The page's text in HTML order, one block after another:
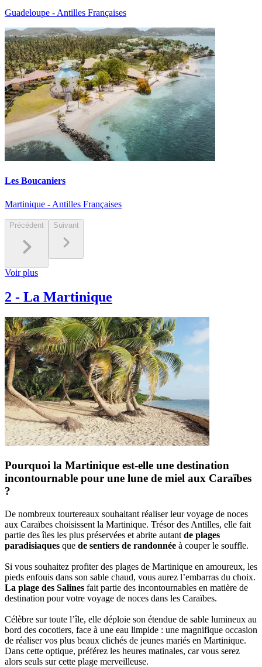
Guadeloupe - Antilles Françaises
Les Boucaniers
Martinique - Antilles Françaises
Précédent Suivant
Voir plus
2 - La Martinique
Pourquoi la Martinique est-elle une destination
incontournable pour une lune de miel aux Caraïbes
?
De nombreux tourtereaux souhaitant réaliser leur voyage de noces
aux Caraïbes choisissent la Martinique. Trésor des Antilles, elle fait
partie des îles les plus préservées et abrite autant de plages
paradisiaques que de sentiers de randonnée à couper le souffle.
Si vous souhaitez profiter des plages de Martinique en amoureux, les
pieds enfouis dans son sable chaud, vous aurez l’embarras du choix.
La plage des Salines fait partie des incontournables en matière de
destination pour votre voyage de noces dans les Caraïbes.
Célèbre sur toute l’île, elle déploie son étendue de sable lumineux au
bord des cocotiers, face à une eau limpide : une magnifique occasion
de réaliser vos plus beaux clichés de jeunes mariés en Martinique.
Dans cette optique, préférez les heures matinales, car vous serez
alors seuls sur cette plage merveilleuse.